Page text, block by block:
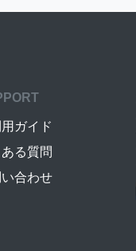
ガイド
る質問
合わせ